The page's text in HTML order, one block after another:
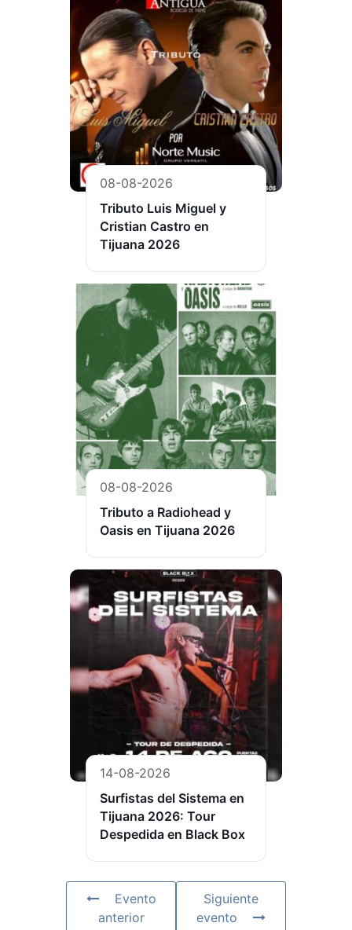
08-08-2026
Tributo Luis Miguel y
Cristian Castro en
Tijuana 2026
08-08-2026
Tributo a Radiohead y
Oasis en Tijuana 2026
14-08-2026
Surfistas del Sistema en
Tijuana 2026: Tour
Despedida en Black Box
Evento
anterior
Siguiente
evento